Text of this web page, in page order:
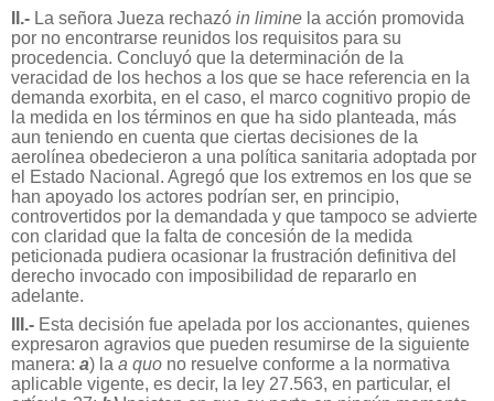
II.- La señora Jueza rechazó in limine la acción promovida
por no encontrarse reunidos los requisitos para su
procedencia. Concluyó que la determinación de la
veracidad de los hechos a los que se hace referencia en la
demanda exorbita, en el caso, el marco cognitivo propio de
la medida en los términos en que ha sido planteada, más
aun teniendo en cuenta que ciertas decisiones de la
aerolínea obedecieron a una política sanitaria adoptada por
el Estado Nacional. Agregó que los extremos en los que se
han apoyado los actores podrían ser, en principio,
controvertidos por la demandada y que tampoco se advierte
con claridad que la falta de concesión de la medida
peticionada pudiera ocasionar la frustración definitiva del
derecho invocado con imposibilidad de repararlo en
adelante.
III.- Esta decisión fue apelada por los accionantes, quienes
expresaron agravios que pueden resumirse de la siguiente
manera: a) la a quo no resuelve conforme a la normativa
aplicable vigente, es decir, la ley 27.563, en particular, el